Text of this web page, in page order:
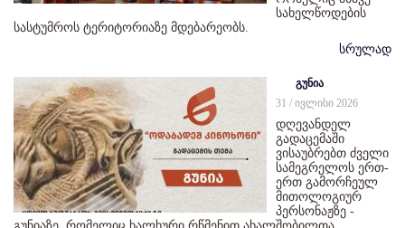
სახელწოდების
სასტუმროს ტერიტორიაზე მდებარეობს.
სრულად
გუნია
31 / ივლისი 2026
დღევანდელ
გადაცემაში
ვისაუბრებთ ძველი
სამეგრელოს ერთ-
ერთ გამორჩეულ
მითოლოგიურ
პერსონაჟზე -